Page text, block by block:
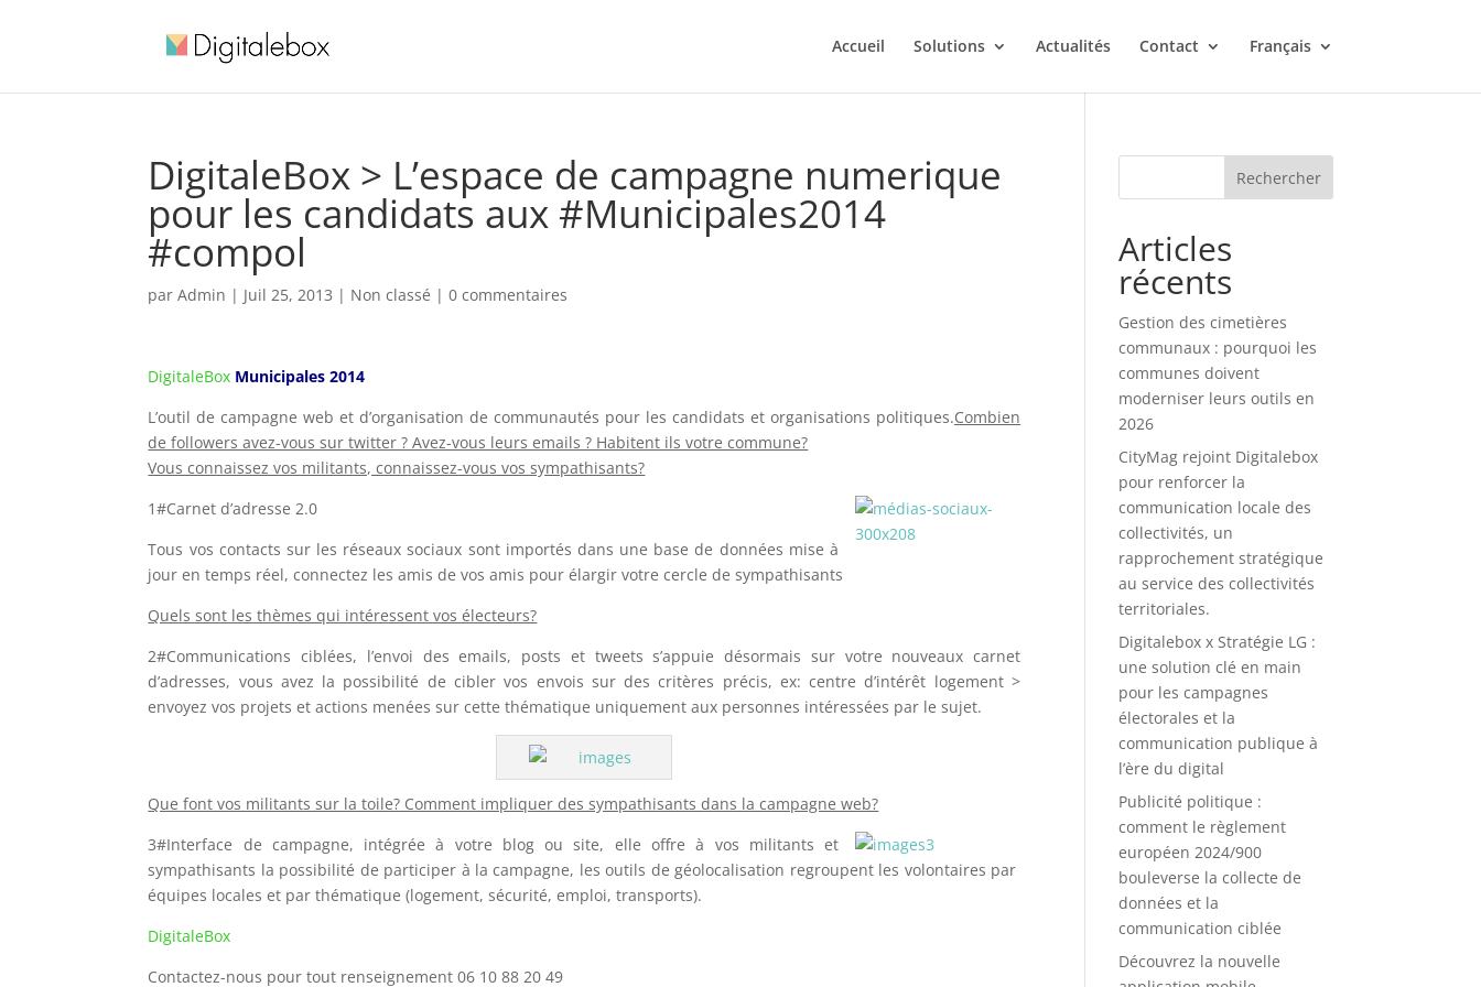
Accueil Solutions Actualités Contact Français
DigitaleBox > L’espace de campagne numerique
pour les candidats aux #Municipales2014
#compol
parAdmin | Juil 25, 2013 | Non classé |0 commentaires
DigitaleBox Municipales 2014
L’outil de campagne web et d’organisation de communautés pour les candidats et organisations politiques.Combien
de followers avez-vous sur twitter ? Avez-vous leurs emails ? Habitent ils votre commune?
Vous connaissez vos militants, connaissez-vous vos sympathisants?
1#Carnet d’adresse 2.0
Tous vos contacts sur les réseaux sociaux sont importés dans une base de données mise à
jour en temps réel, connectez les amis de vos amis pour élargir votre cercle de sympathisants
Quels sont les thèmes qui intéressent vos électeurs?
2#Communications ciblées, l’envoi des emails, posts et tweets s’appuie désormais sur votre nouveaux carnet
d’adresses, vous avez la possibilité de cibler vos envois sur des critères précis, ex: centre d’intérêt logement >
envoyez vos projets et actions menées sur cette thématique uniquement aux personnes intéressées par le sujet.
Que font vos militants sur la toile? Comment impliquer des sympathisants dans la campagne web?
3#Interface de campagne, intégrée à votre blog ou site, elle offre à vos militants et
sympathisants la possibilité de participer à la campagne, les outils de géolocalisation regroupent les volontaires par
équipes locales et par thématique (logement, sécurité, emploi, transports).
DigitaleBox
Contactez-nous pour tout renseignement 06 10 88 20 49
Rechercher
Articles
récents
Gestion des cimetières
communaux : pourquoi les
communes doivent
moderniser leurs outils en
2026
CityMag rejoint Digitalebox
pour renforcer la
communication locale des
collectivités, un
rapprochement stratégique
au service des collectivités
territoriales.
Digitalebox x Stratégie LG :
une solution clé en main
pour les campagnes
électorales et la
communication publique à
l’ère du digital
Publicité politique :
comment le règlement
européen 2024/900
bouleverse la collecte de
données et la
communication ciblée
Découvrez la nouvelle